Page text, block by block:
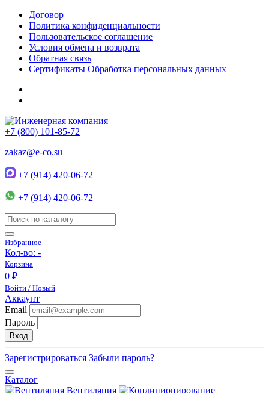
Договор
Политика конфиденциальности
Пользовательское соглашение
Условия обмена и возврата
Обратная связь
Сертификаты Обработка персональных данных
+7 (800) 101-85-72
zakaz@e-co.su
+7 (914) 420-06-72
+7 (914) 420-06-72
Избранное
Кол-во: -
Корзина
0 ₽
Войти / Новый
Аккаунт
Email
Пароль
Вход
Зарегистрироваться Забыли пароль?
Каталог
Вентиляция